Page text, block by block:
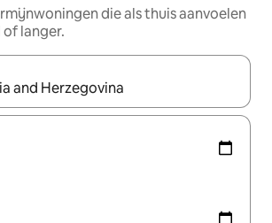
die als thuis aanvoelen
langer.
beschikbaar zijn, maak je een keuze